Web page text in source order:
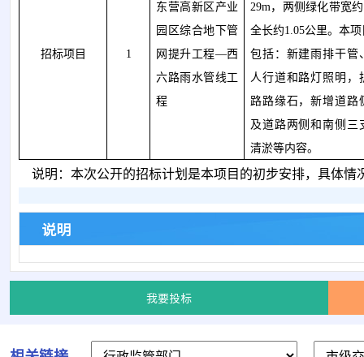
招标项目 1
东营高新区产业
园区综合地下管
网提升工程—西
六路雨水管线工
程
29m，两侧绿化带宽
全长约1.05公里。本
包括：新建雨排干管
人行道和路灯照明，
路路缘石，新增道路
及道路两侧和南侧三
清淤等内容。
说明：本次公开的招标计划是本项目的初步安排，具体
说明
我要投标